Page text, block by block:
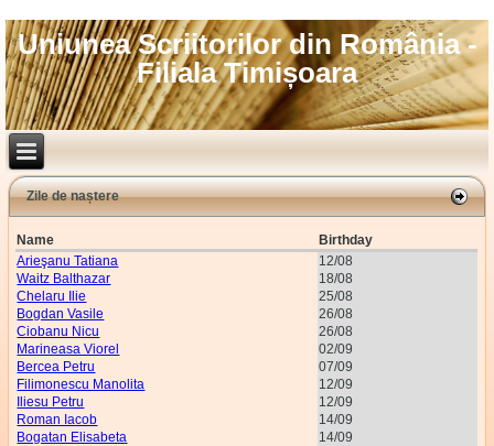
Uniunea Scriitorilor din România -
Filiala Timișoara
Zile de naștere
Name
Birthday
Arieşanu Tatiana
12/08
Waitz Balthazar
18/08
Chelaru Ilie
25/08
Bogdan Vasile
26/08
Ciobanu Nicu
26/08
Marineasa Viorel
02/09
Bercea Petru
07/09
Filimonescu Manolita
12/09
Iliesu Petru
12/09
Roman Iacob
14/09
Bogatan Elisabeta
14/09